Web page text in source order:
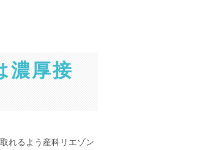
濃厚接
れるよう産科リエゾン